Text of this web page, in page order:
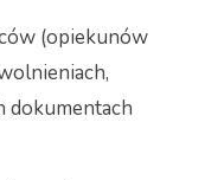
(opiekunów
dokumentach